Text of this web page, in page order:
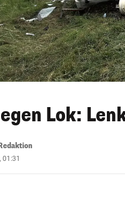
Lok:
01:31